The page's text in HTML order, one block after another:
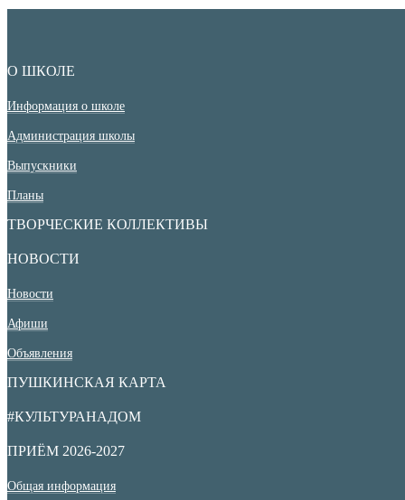
О ШКОЛЕ
Информация о школе
Администрация школы
Выпускники
Планы
ТВОРЧЕСКИЕ КОЛЛЕКТИВЫ
НОВОСТИ
Новости
Афиши
Объявления
ПУШКИНСКАЯ КАРТА
#КУЛЬТУРАНАДОМ
ПРИЁМ 2026-2027
Общая информация